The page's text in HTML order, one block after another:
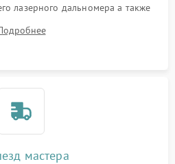
лазерного дальномера а также
мастера